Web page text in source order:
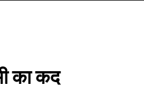
का कद